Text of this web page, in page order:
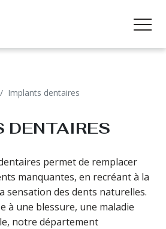
Implants dentaires
DENTAIRES
permet de remplacer
manquantes, en recréant à la
sensation des dents naturelles.
à une blessure, une maladie
notre département